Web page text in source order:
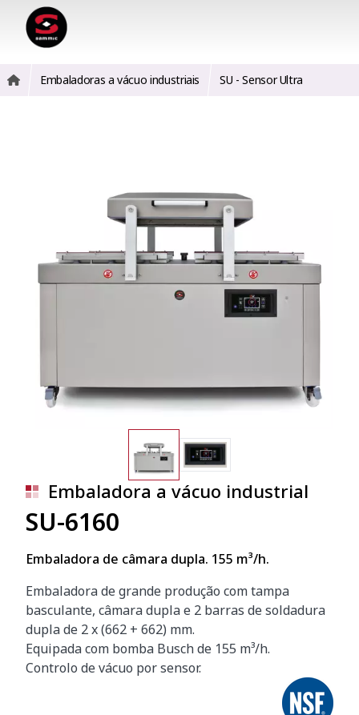
Embaladoras a vácuo industriais SU - Sensor Ultra
Embaladora a vácuo industrial
SU-6160
Embaladora de câmara dupla. 155 m­³/h.
Embaladora de grande produção com tampa
basculante, câmara dupla e 2 barras de soldadura
dupla de 2 x (662 + 662) mm.
Equipada com bomba Busch de 155 m³/h.
Controlo de vácuo por sensor.